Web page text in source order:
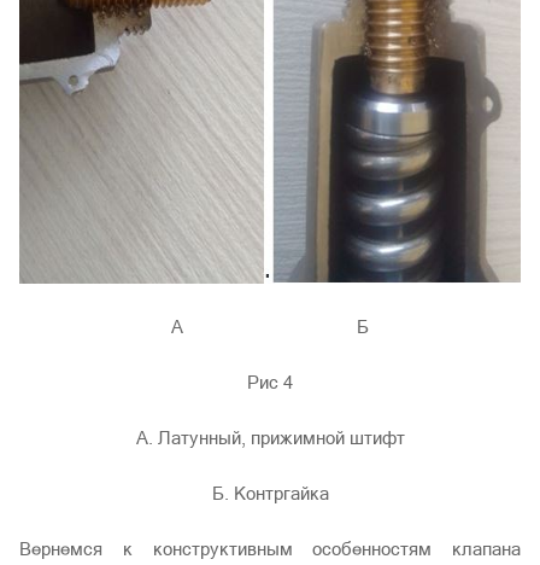
А Б
Рис 4
А. Латунный, прижимной штифт
Б. Контргайка
Вернемся к конструктивным особенностям клапана